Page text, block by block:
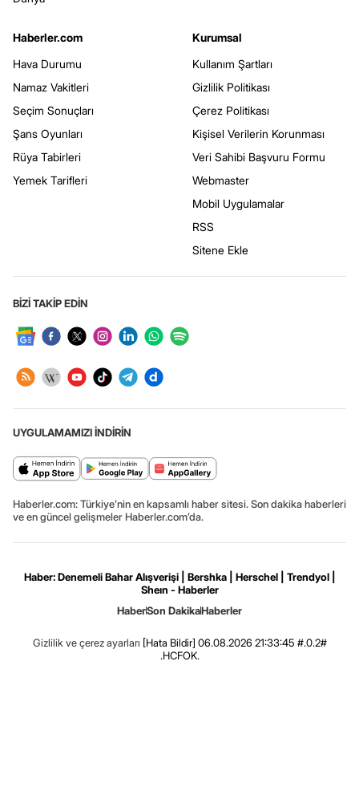
Haberler.com
Hava Durumu
Namaz Vakitleri
Seçim Sonuçları
Şans Oyunları
Rüya Tabirleri
Yemek Tarifleri
Kurumsal
Kullanım Şartları
Gizlilik Politikası
Çerez Politikası
Kişisel Verilerin Korunması
Veri Sahibi Başvuru Formu
Webmaster
Mobil Uygulamalar
RSS
Sitene Ekle
BİZİ TAKİP EDİN
UYGULAMAMIZI İNDİRİN
Haberler.com: Türkiye’nin en kapsamlı haber sitesi. Son dakika haberleri
ve en güncel gelişmeler Haberler.com’da.
Haber: Denemeli Bahar Alışverişi | Bershka | Herschel | Trendyol |
Sheın - Haberler
HaberSon DakikaHaberler
Gizlilik ve çerez ayarları [Hata Bildir] 06.08.2026 21:33:45 #.0.2#
.HCFOK.